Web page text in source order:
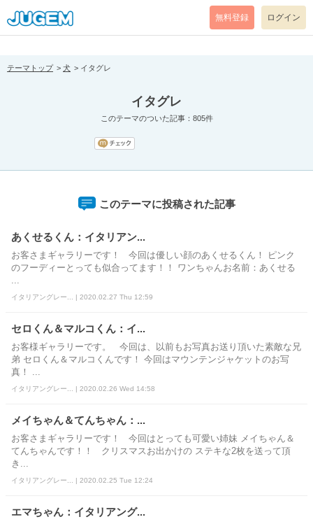
[pear_error: message="Success" code=0 mode=return level=notice
prefix="" info=""]
無料登録 ログイン
テーマトップ 犬 イタグレ
イタグレ
このテーマのついた記事：805件
このテーマに投稿された記事
あくせるくん：イタリアン...
お客さまギャラリーです！ 今回は優しい顔のあくせるくん！ ピンク
のフーディーとっても似合ってます！！ ワンちゃんお名前：あくせる
イタリアングレー... | 2020.02.27 Thu 12:59
セロくん＆マルコくん：イ...
お客様ギャラリーです。 今回は、以前もお写真お送り頂いた素敵な兄
弟 セロくん＆マルコくんです！ 今回はマウンテンジャケットのお写
真！ ...
イタリアングレー... | 2020.02.26 Wed 14:58
メイちゃん＆てんちゃん：...
お客さまギャラリーです！ 今回はとっても可愛い姉妹 メイちゃん＆
てんちゃんです！！ クリスマスお出かけの ステキな2枚を送って頂
き...
イタリアングレー... | 2020.02.25 Tue 12:24
エマちゃん：イタリアング...